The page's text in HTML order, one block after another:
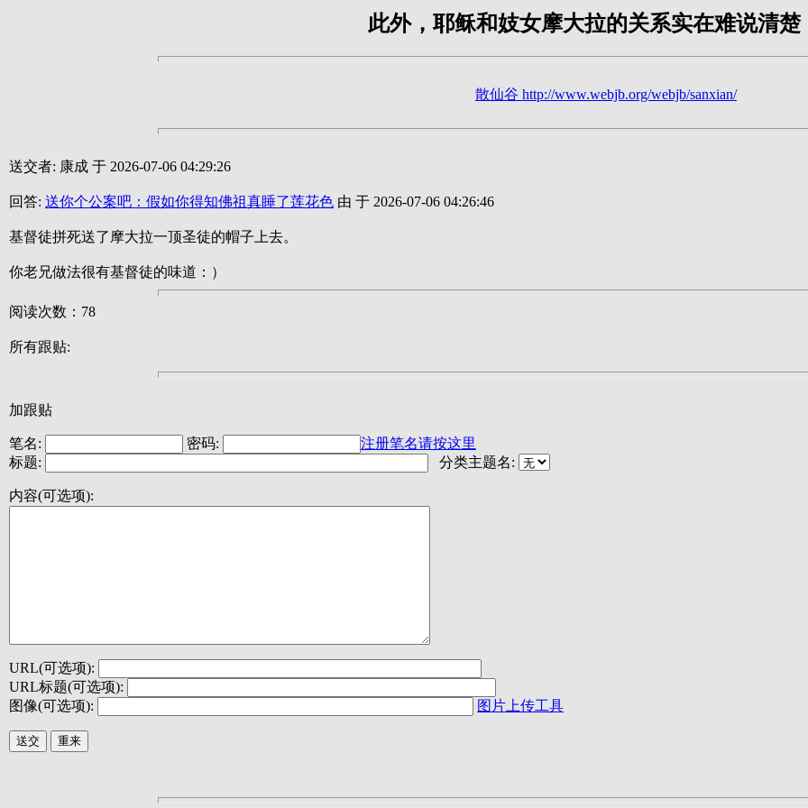
此外，耶稣和妓女摩大拉的关系实在难说清楚
散仙谷 http://www.webjb.org/webjb/sanxian/
送交者: 康成 于 2026-07-06 04:29:26
回答: 送你个公案吧：假如你得知佛祖真睡了莲花色 由 于 2026-07-06 04:26:46
基督徒拼死送了摩大拉一顶圣徒的帽子上去。
你老兄做法很有基督徒的味道：）
阅读次数：78
所有跟贴:
加跟贴
笔名: 密码:
注册笔名请按这里
标题:
分类主题名:
内容(可选项):
URL(可选项):
URL标题(可选项):
图像(可选项):
图片上传工具